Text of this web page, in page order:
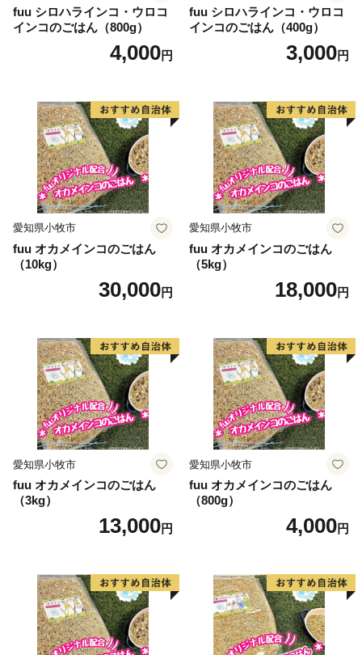
≪郵送先≫
〒999-3511 山形県西村山郡河北町谷地字砂田143-1
新潟県妙高市ふるさと納税サポート室 宛て
＜ふるさと納税サポート室＞ 電話番号 050-8888-8764
【受付時間】午前9時～午後6時（土・日・祝除く）
fuu シロハラインコ・ウロコ
インコのごはん（800g）
4,000円
fuu シロハラインコ・ウロコ
インコのごはん（400g）
3,000円
愛知県小牧市
fuu オカメインコのごはん
（10kg）
30,000円
愛知県小牧市
fuu オカメインコのごはん
（5kg）
18,000円
愛知県小牧市
fuu オカメインコのごはん
（3kg）
13,000円
愛知県小牧市
fuu オカメインコのごはん
（800g）
4,000円